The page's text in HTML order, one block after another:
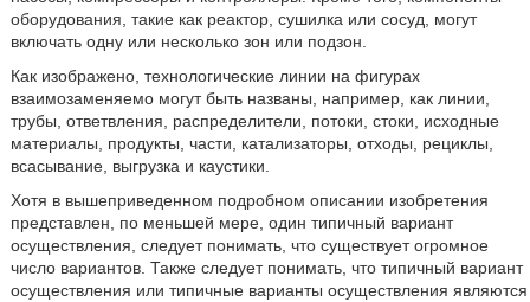
оборудования, такие как реактор, сушилка или сосуд, могут
включать одну или несколько зон или подзон.
Как изображено, технологические линии на фигурах
взаимозаменяемо могут быть названы, например, как линии,
трубы, ответвления, распределители, потоки, стоки, исходные
материалы, продукты, части, катализаторы, отходы, рециклы,
всасывание, выгрузка и каустики.
Хотя в вышеприведенном подробном описании изобретения
представлен, по меньшей мере, один типичный вариант
осуществления, следует понимать, что существует огромное
число вариантов. Также следует понимать, что типичный вариант
осуществления или типичные варианты осуществления являются